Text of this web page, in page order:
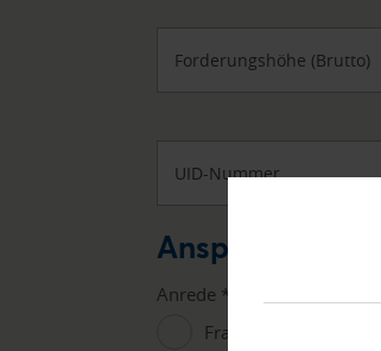
Forderungshöhe (Brutto)
UID-Nummer
Ansprechpartner
Anrede *
Frau